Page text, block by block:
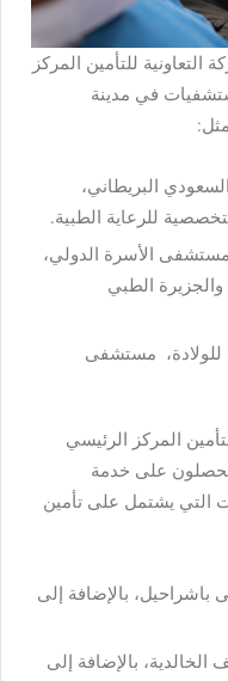
للتأمين المركز
في مدينة
البريطاني،
للرعاية الطبية.
الأسرة الدولي،
الطبي
مستشفى
المركز الرئيسي
تحصلون على خدمة
التي يشتمل على تأمين
بالإضافة إلى
بالإضافة إلى